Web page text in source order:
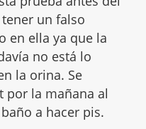
un falso
en ella ya que la
no está lo
la orina. Se
por la mañana al
a hacer pis.